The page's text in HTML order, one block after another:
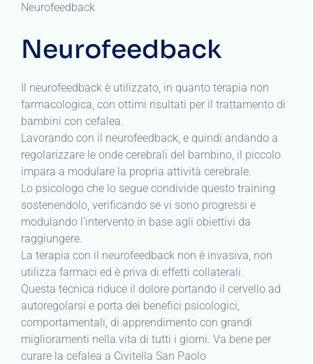
Neurofeedback
Neurofeedback
Il neurofeedback è utilizzato, in quanto terapia non
farmacologica, con ottimi risultati per il trattamento di
bambini con cefalea.
Lavorando con il neurofeedback, e quindi andando a
regolarizzare le onde cerebrali del bambino, il piccolo
impara a modulare la propria attività cerebrale.
Lo psicologo che lo segue condivide questo training
sostenendolo, verificando se vi sono progressi e
modulando l’intervento in base agli obiettivi da
raggiungere.
La terapia con il neurofeedback non è invasiva, non
utilizza farmaci ed è priva di effetti collaterali.
Questa tecnica riduce il dolore portando il cervello ad
autoregolarsi e porta dei benefici psicologici,
comportamentali, di apprendimento con grandi
miglioramenti nella vita di tutti i giorni. Va bene per
curare la cefalea a Civitella San Paolo